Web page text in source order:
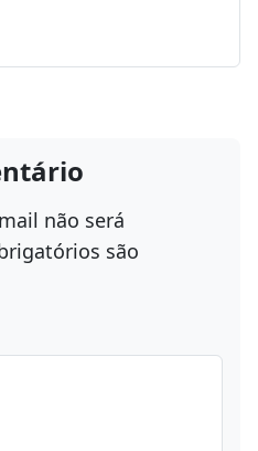
não será
são